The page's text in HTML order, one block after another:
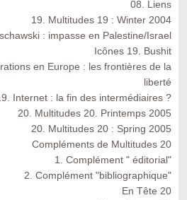
08. Liens
19. Multitudes 19 : Winter 2004
: impasse en Palestine/Israel
Icônes 19. Bushit
en Europe : les frontières de la
liberté
Internet : la fin des intermédiaires ?
20. Multitudes 20. Printemps 2005
20. Multitudes 20 : Spring 2005
Compléments de Multitudes 20
1. Complément " éditorial"
2. Complément "bibliographique"
En Tête 20